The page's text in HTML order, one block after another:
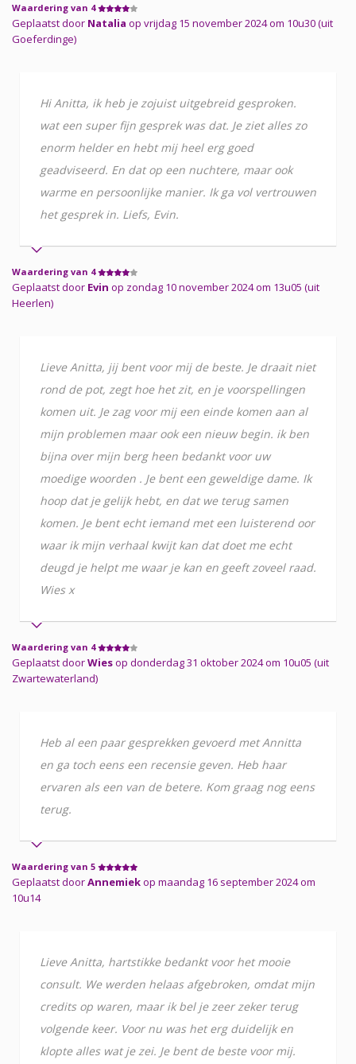
Waardering van 4
Geplaatst door Natalia op vrijdag 15 november 2024 om 10u30 (uit
Goeferdinge)
Hi Anitta, ik heb je zojuist uitgebreid gesproken.
wat een super fijn gesprek was dat. Je ziet alles zo
enorm helder en hebt mij heel erg goed
geadviseerd. En dat op een nuchtere, maar ook
warme en persoonlijke manier. Ik ga vol vertrouwen
het gesprek in. Liefs, Evin.
Waardering van 4
Geplaatst door Evin op zondag 10 november 2024 om 13u05 (uit
Heerlen)
Lieve Anitta, jij bent voor mij de beste. Je draait niet
rond de pot, zegt hoe het zit, en je voorspellingen
komen uit. Je zag voor mij een einde komen aan al
mijn problemen maar ook een nieuw begin. ik ben
bijna over mijn berg heen bedankt voor uw
moedige woorden . Je bent een geweldige dame. Ik
hoop dat je gelijk hebt, en dat we terug samen
komen. Je bent echt iemand met een luisterend oor
waar ik mijn verhaal kwijt kan dat doet me echt
deugd je helpt me waar je kan en geeft zoveel raad.
Wies x
Waardering van 4
Geplaatst doorWiesop donderdag 31 oktober 2024 om 10u05 (uit
Zwartewaterland)
Heb al een paar gesprekken gevoerd met Annitta
en ga toch eens een recensie geven. Heb haar
ervaren als een van de betere. Kom graag nog eens
terug.
Waardering van 5
Geplaatst doorAnnemiekop maandag 16 september 2024 om
10u14
Lieve Anitta, hartstikke bedankt voor het mooie
consult. We werden helaas afgebroken, omdat mijn
credits op waren, maar ik bel je zeer zeker terug
volgende keer. Voor nu was het erg duidelijk en
klopte alles wat je zei. Je bent de beste voor mij.